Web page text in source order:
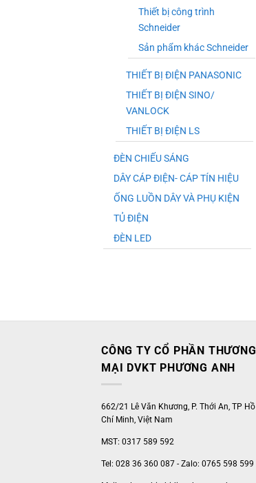
Thiết bị công trình
Schneider
Sản phẩm khác Schneider
THIẾT BỊ ĐIỆN PANASONIC
THIẾT BỊ ĐIỆN SINO/
VANLOCK
THIẾT BỊ ĐIỆN LS
ĐÈN CHIẾU SÁNG
DÂY CÁP ĐIỆN- CÁP TÍN HIỆU
ỐNG LUỒN DÂY VÀ PHỤ KIỆN
TỦ ĐIỆN
ĐÈN LED
CÔNG TY CỔ PHẦN THƯƠNG
MẠI DVKT PHƯƠNG ANH
662/21 Lê Văn Khương, P. Thới An, TP Hồ
Chí Minh, Việt Nam
MST: 0317 589 592
Tel: 028 36 360 087 - Zalo: 0765 598 599